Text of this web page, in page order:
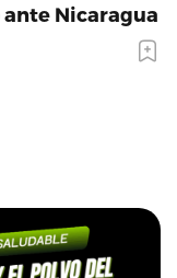
ante Nicaragua